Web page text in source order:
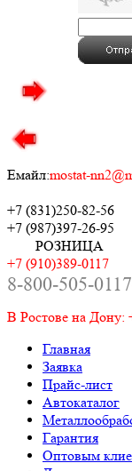
Емайл:mostat-
+7 (831)250-82-56
+7 (987)397-26-95
РОЗНИЦА
+7 (910)389-0117
8-800-505-0117
В Ростове на Дону:
Главная
Заявка
Прайс-лист
Автокаталог
Гарантия
Оптовым